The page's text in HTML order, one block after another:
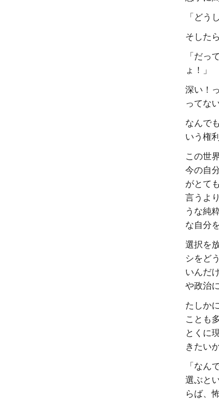
「どう
そした
「だっ
ょ！」
深い！
ってな
なんで
いう権
この世
今の自
がとて
言うよ
うな純
な自分
選択を
シをど
いんだ
や政治
たしか
ことも
とくに
きたい
「なん
選ぶと
らば、